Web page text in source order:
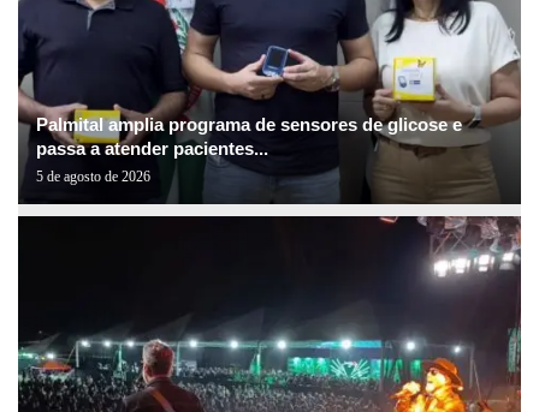
Palmital amplia programa de sensores de glicose e
passa a atender pacientes...
5 de agosto de 2026